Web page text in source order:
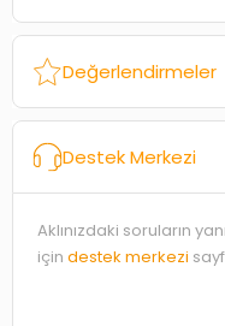
Değerlendirmeler
Destek Merkezi
Aklınızdaki soruların
için destek merkezi